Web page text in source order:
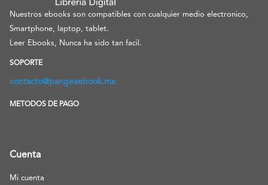
Nuestros ebooks son compatibles con cualquier medio electronico,
Smartphone, laptop, tablet.
Leer Ebooks, Nunca ha sido tan facil.
SOPORTE
contacto@pangeaebook.mx
METODOS DE PAGO
Cuenta
Mi cuenta